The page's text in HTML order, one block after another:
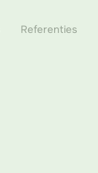
Referenties